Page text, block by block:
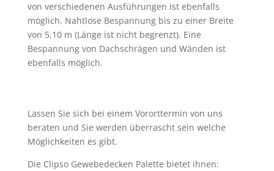
von verschiedenen Ausführungen ist ebenfalls
möglich. Nahtlose Bespannung bis zu einer Breite
von 5,10 m (Länge ist nicht begrenzt). Eine
Bespannung von Dachschrägen und Wänden ist
ebenfalls möglich.
Lassen Sie sich bei einem Vororttermin von uns
beraten und Sie werden überrascht sein welche
Möglichkeiten es gibt.
Die Clipso Gewebedecken Palette bietet ihnen: